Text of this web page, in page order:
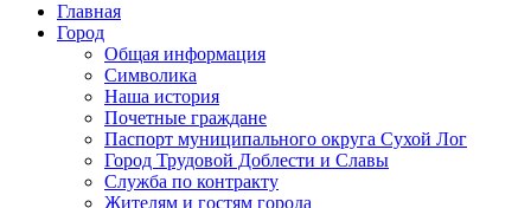
Главная
Город
Общая информация
Символика
Наша история
Почетные граждане
Паспорт муниципального округа Сухой Лог
Город Трудовой Доблести и Славы
Служба по контракту
Жителям и гостям города